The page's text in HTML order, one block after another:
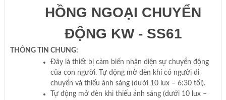
HỒNG NGOẠI CHUYỂN
ĐỘNG KW - SS61
THÔNG TIN CHUNG:
Đây là thiết bị cảm biến nhận diện sự chuyển động
của con người. Tự động mở đèn khi có người di
chuyển và thiếu ánh sáng (dưới 10 lux – 6:30 tối).
Tự động mở đèn khi thiếu ánh sáng (dưới 10 lux –